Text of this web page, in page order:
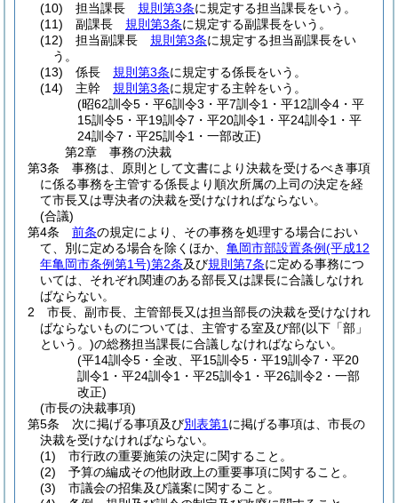
(10)
担当課長 規則第3条に規定する担当課長をいう。
(11)
副課長 規則第3条に規定する副課長をいう。
(12)
担当副課長 規則第3条に規定する担当副課長をい
う。
(13)
係長 規則第3条に規定する係長をいう。
(14)
主幹 規則第3条に規定する主幹をいう。
(昭62訓令5・平6訓令3・平7訓令1・平12訓令4・平
15訓令5・平19訓令7・平20訓令1・平24訓令1・平
24訓令7・平25訓令1・一部改正)
第2章
事務の決裁
第3条
事務は、原則として文書により決裁を受けるべき事項
に係る事務を主管する係長より順次所属の上司の決定を経
て市長又は専決者の決裁を受けなければならない。
(合議)
第4条
前条の規定により、その事務を処理する場合におい
て、別に定める場合を除くほか、 亀岡市部設置条例(平成12
年亀岡市条例第1号)第2条及び規則第7条に定める事務につ
いては、それぞれ関連のある部長又は課長に合議しなけれ
ばならない。
2
市長、副市長、主管部長又は担当部長の決裁を受けなけれ
ばならないものについては、主管する室及び部(以下「部」
という。)の総務担当課長に合議しなければならない。
(平14訓令5・全改、平15訓令5・平19訓令7・平20
訓令1・平24訓令1・平25訓令1・平26訓令2・一部
改正)
(市長の決裁事項)
第5条
次に掲げる事項及び別表第1 に掲げる事項は、市長の
決裁を受けなければならない。
(1)
市行政の重要施策の決定に関すること。
(2)
予算の編成その他財政上の重要事項に関すること。
(3)
市議会の招集及び議案に関すること。